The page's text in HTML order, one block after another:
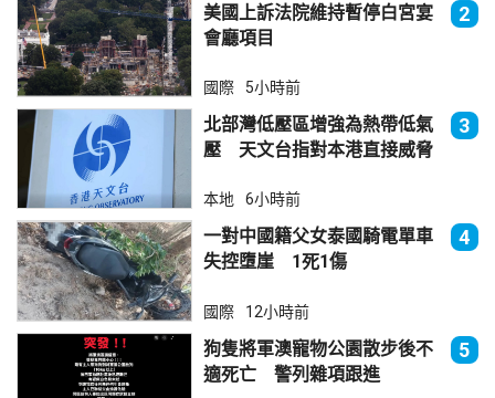
美國上訴法院維持暫停白宮宴
會廳項目
2
國際 5小時前
北部灣低壓區增強為熱帶低氣
壓 天文台指對本港直接威脅
3
本地 6小時前
一對中國籍父女泰國騎電單車
失控墮崖 1死1傷
4
國際 12小時前
狗隻將軍澳寵物公園散步後不
適死亡 警列雜項跟進
5